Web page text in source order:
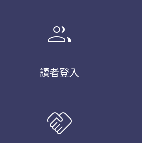
group
讀者登入
handshake